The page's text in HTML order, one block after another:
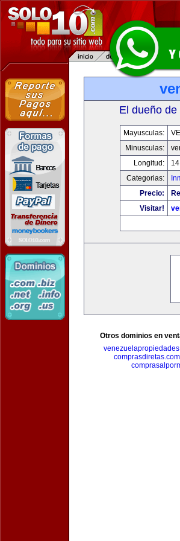
El dueño
Mayusculas:
Minusculas:
Longitud:
Categorias:
Precio:
Visitar!
Otros dominios en
comprasdiretas.com